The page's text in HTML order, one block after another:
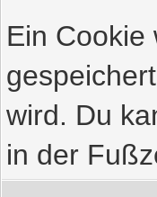
Ein Cookie
wird. Du
in der